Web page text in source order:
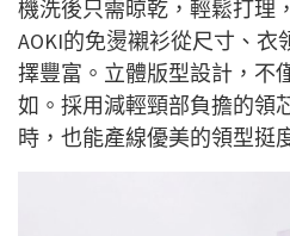
機洗後只需晾乾，輕鬆打理
AOKI的免燙襯衫從尺寸、
擇豐富。立體版型設計，不
如。採用減輕頸部負擔的領
時，也能產線優美的領型挺